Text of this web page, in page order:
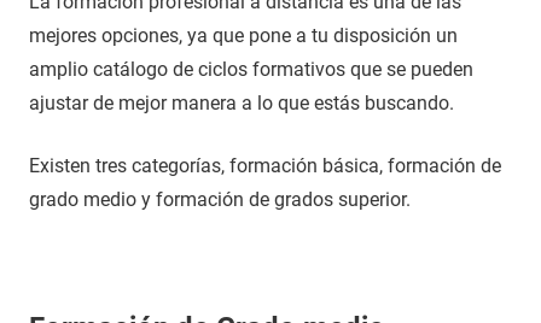
mejores opciones, ya que pone a tu disposición un
amplio catálogo de ciclos formativos que se pueden
ajustar de mejor manera a lo que estás buscando.
Existen tres categorías, formación básica, formación de
grado medio y formación de grados superior.